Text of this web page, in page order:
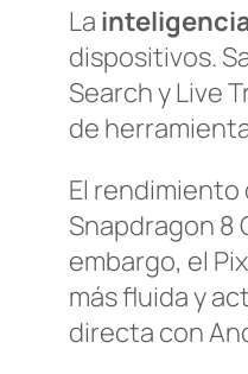
La
dispositivos.
Search y Live
de
El rendimiento
Snapdragon 8
embargo, el
más fluida y
directa con